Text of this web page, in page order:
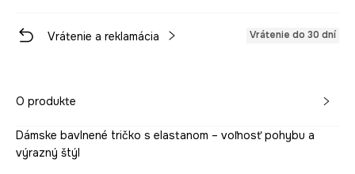
Vrátenie a reklamácia Vrátenie do 30 dní
O produkte
Dámske bavlnené tričko s elastanom – voľnosť pohybu a
výrazný štýl